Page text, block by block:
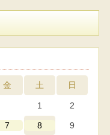
金 土 日
1 2
7 8 9